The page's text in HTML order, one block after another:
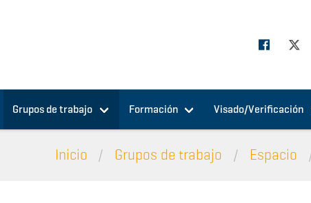
Grupos de trabajo Formación Visado/Verificación
Inicio Grupos de trabajo Espacio